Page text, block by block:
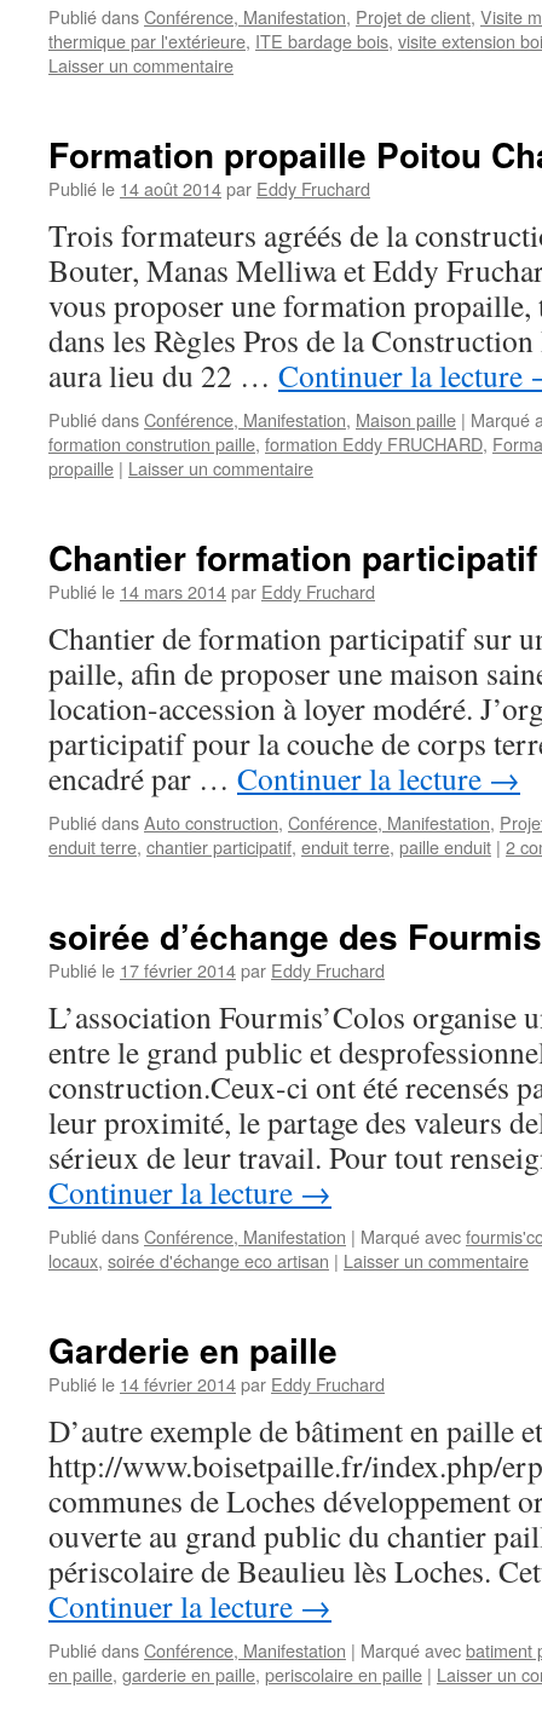
Publié dansConférence, Manifestation, Projet de client, Visite
thermique par l'extérieure, ITE bardage bois, visite extension
Laisser un commentaire
Formation propaille Poitou
Publié le 14 août 2014par Eddy Fruchard
Trois formateurs agréés de la
Bouter, Manas Melliwa et Eddy
vous proposer une formation propaille,
dans les Règles Pros de la
aura lieu du 22 … Continuer la lecture
Publié dansConférence, Manifestation, Maison paille | Marqué
formation constrution paille, formation Eddy FRUCHARD,
propaille | Laisser un commentaire
Chantier formation
Publié le 14 mars 2014par Eddy Fruchard
Chantier de formation participatif sur
paille, afin de proposer une maison
location-accession à loyer modéré.
participatif pour la couche de corps
encadré par … Continuer la lecture →
Publié dansAuto construction, Conférence, Manifestation,
enduit terre, chantier participatif, enduit terre, paille enduit | 2
soirée d’échange des
Publié le 17 février 2014par Eddy Fruchard
L’association Fourmis’Colos organise
entre le grand public et
construction.Ceux-ci ont été recensés
leur proximité, le partage des valeurs
sérieux de leur travail. Pour tout
Continuer la lecture →
Publié dansConférence, Manifestation | Marqué avec
locaux, soirée d'échange eco artisan | Laisser un commentaire
Garderie en paille
Publié le 14 février 2014par Eddy Fruchard
D’autre exemple de bâtiment en paille
http://www.boisetpaille.fr/index.php/
communes de Loches développement
ouverte au grand public du chantier
périscolaire de Beaulieu lès Loches.
Continuer la lecture →
Publié dansConférence, Manifestation | Marqué avecbatiment
en paille, garderie en paille, periscolaire en paille | Laisser un